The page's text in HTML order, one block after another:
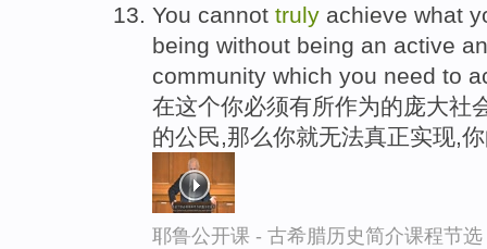
You cannot truly achieve what
being without being an active
community which you need to
在这个你必须有所作为的庞大社
的公民,那么你就无法真正实现,
耶鲁公开课 - 古希腊历史简介课程节选